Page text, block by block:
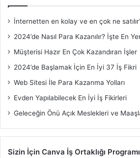
İnternetten en kolay ve en çok ne
2024’de Nasıl Para Kazanılır? İşte En
Müşterisi Hazır En Çok Kazandıran İşler
2024’de Başlamak İçin En İyi 37 İş Fikri
Web Sitesi İle Para Kazanma Yolları
Evden Yapılabilecek En İyi İş Fikirleri
Geleceğin Önü Açık Meslekleri ve
Sizin İçin Canva İş Ortaklığı